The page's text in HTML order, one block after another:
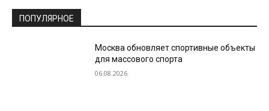
ПОПУЛЯРНОЕ
Москва обновляет спортивные объекты
для массового спорта
06.08.2026